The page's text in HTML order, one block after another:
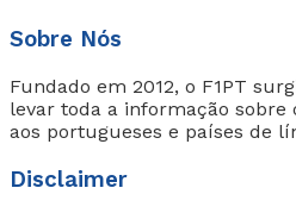
Sobre Nós
Fundado em 2012, o F1PT
levar toda a informação sobre
aos portugueses e países de
Disclaimer